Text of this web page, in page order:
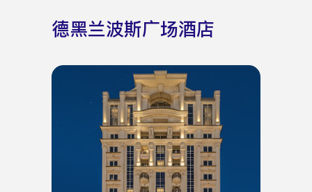
德黑兰波斯广场酒店